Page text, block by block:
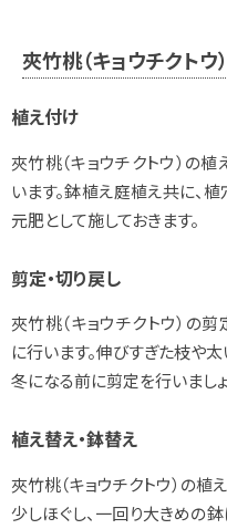
夾竹桃（キョウチクト
植え付け
夾竹桃（キョウチクトウ）の
います。鉢植え庭植え共に、
元肥として施しておきます。
剪定・切り戻し
夾竹桃（キョウチクトウ）の
に行います。伸びすぎた枝や
冬になる前に剪定を行いましょ
植え替え・鉢替え
夾竹桃（キョウチクトウ）の
少しほぐし、一回り大きめの